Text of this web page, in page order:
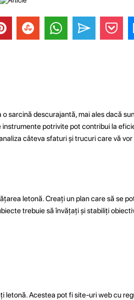
sarcină descurajantă, mai ales dacă
potrivite pot contribui la
câteva sfaturi și trucuri care vă
letonă. Creați un plan care să se
trebuie să învățați și stabiliți
letonă. Acestea pot fi site-uri web cu